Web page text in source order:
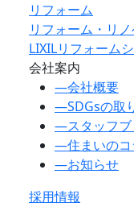
リフォーム
リフォーム・リ
LIXILリフォーム
会社案内
―会社概要
―SDGsの取
―スタッフ
―住まいの
―お知らせ
採用情報